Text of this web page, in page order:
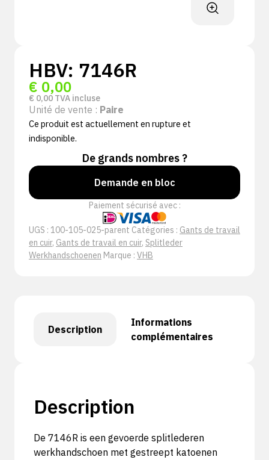
HBV: 7146R
€ 0,00
€ 0,00 TVA incluse
Unité de vente : Paire
Ce produit est actuellement en rupture et
indisponible.
De grands nombres ?
Demande en bloc
Paiement sécurisé avec :
UGS : 100-105-025-parent Catégories : Gants de travail
en cuir, Gants de travail en cuir, Splitleder
Werkhandschoenen Marque : VHB
Description
Informations
complémentaires
Description
De 7146R is een gevoerde splitlederen
werkhandschoen met gestreept katoenen